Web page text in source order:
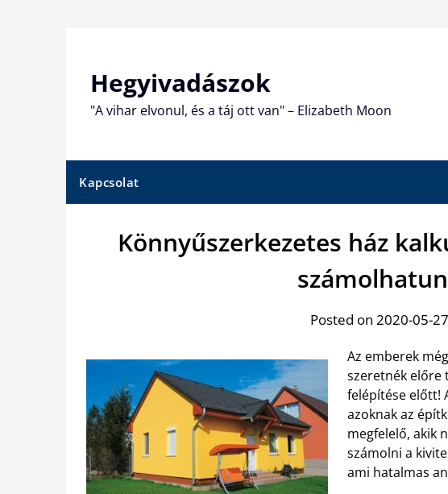
Hegyivadászok
"A vihar elvonul, és a táj ott van" – Elizabeth Moon
Kapcsolat
Könnyűszerkezetes ház
Posted on 2020-05-27
Az emberek
szeretnék előre
felépítése előtt!
azoknak az
megfelelő, akik
számolni a
ami hatalmas